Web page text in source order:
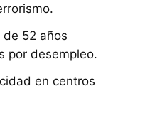
52 años
por desempleo.
en centros